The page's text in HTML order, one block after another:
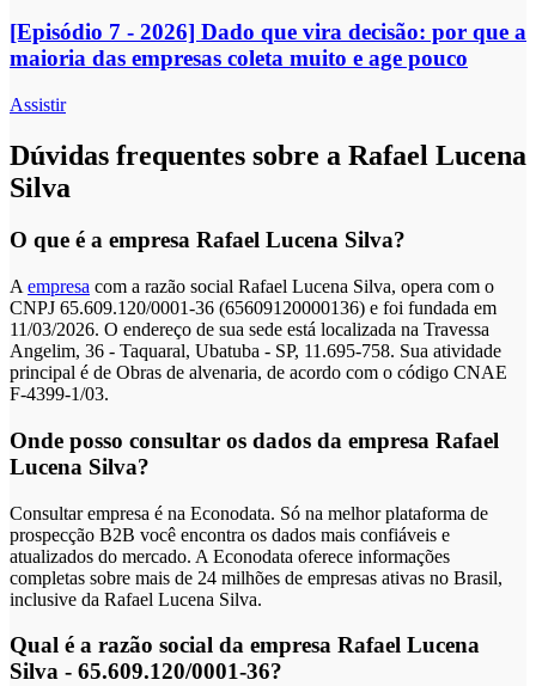
[Episódio 7 - 2026] Dado que vira decisão: por que a
maioria das empresas coleta muito e age pouco
Assistir
Dúvidas frequentes sobre a Rafael Lucena
Silva
O que é a empresa Rafael Lucena Silva?
A empresa com a razão social Rafael Lucena Silva, opera com o
CNPJ 65.609.120/0001-36 (65609120000136) e foi fundada em
11/03/2026. O endereço de sua sede está localizada na Travessa
Angelim, 36 - Taquaral, Ubatuba - SP, 11.695-758. Sua atividade
principal é de Obras de alvenaria, de acordo com o código CNAE
F-4399-1/03.
Onde posso consultar os dados da empresa Rafael
Lucena Silva?
Consultar empresa é na Econodata. Só na melhor plataforma de
prospecção B2B você encontra os dados mais confiáveis e
atualizados do mercado. A Econodata oferece informações
completas sobre mais de 24 milhões de empresas ativas no Brasil,
inclusive da Rafael Lucena Silva.
Qual é a razão social da empresa Rafael Lucena
Silva - 65.609.120/0001-36?